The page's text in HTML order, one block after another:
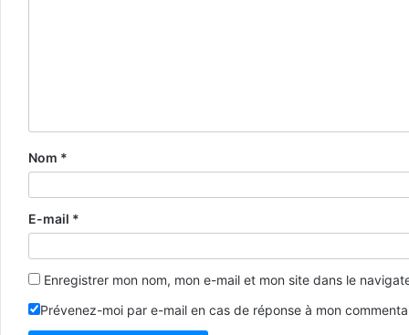
Nom *
E-mail *
Enregistrer mon nom, mon e-mail et mon site dans le
Prévenez-moi par e-mail en cas de réponse à mon